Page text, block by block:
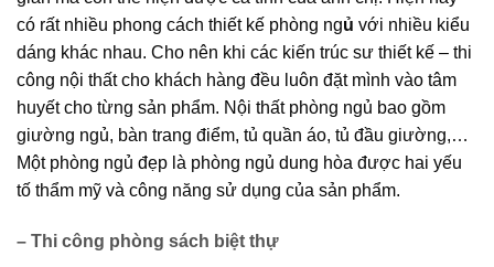
có rất nhiều phong cách thiết kế phòng ngủ với nhiều kiểu
dáng khác nhau. Cho nên khi các kiến trúc sư thiết kế – thi
công nội thất cho khách hàng đều luôn đặt mình vào tâm
huyết cho từng sản phẩm. Nội thất phòng ngủ bao gồm
giường ngủ, bàn trang điểm, tủ quần áo, tủ đầu giường,…
Một phòng ngủ đẹp là phòng ngủ dung hòa được hai yếu
tố thẩm mỹ và công năng sử dụng của sản phẩm.
– Thi công phòng sách biệt thự